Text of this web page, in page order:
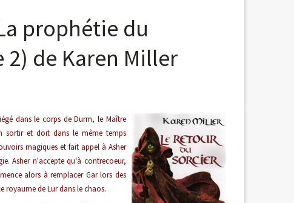
prophétie du
2) de Karen Miller
dans le corps de Durm, le Maître
sortir et doit dans le même temps
magiques et fait appel à Asher
Asher n'accepte qu'à contrecoeur,
alors à remplacer Gar lors des
royaume de Lur dans le chaos.